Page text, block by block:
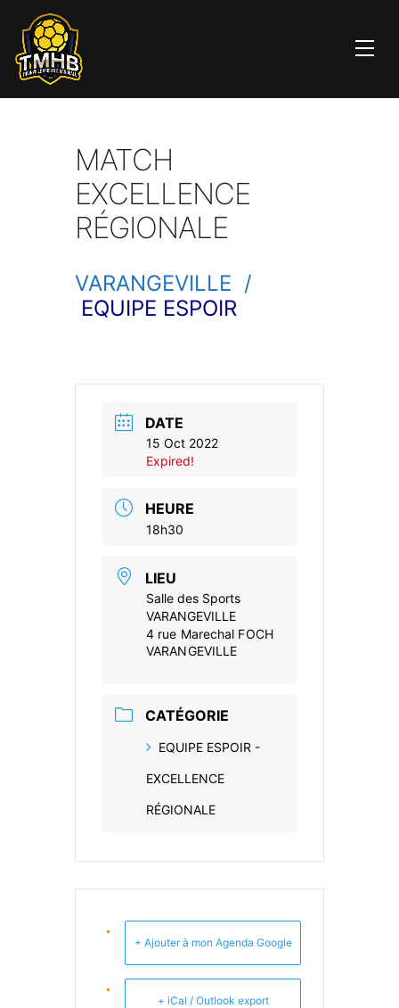
MATCH
EXCELLENCE
RÉGIONALE
VARANGEVILLE /
EQUIPE ESPOIR
DATE
15 Oct 2022
Expired!
HEURE
18h30
LIEU
Salle des Sports
VARANGEVILLE
4 rue Marechal FOCH
VARANGEVILLE
CATÉGORIE
EQUIPE ESPOIR -
EXCELLENCE
RÉGIONALE
+ Ajouter à mon Agenda Google
+ iCal / Outlook export